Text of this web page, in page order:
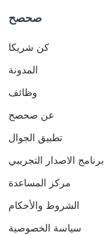
صحصح
كن شريكا
المدونة
وظائف
عن صحصح
تطبيق الجوال
برنامج الاصدار التجريبي
مركز المساعدة
الشروط والأحكام
سياسة الخصوصية